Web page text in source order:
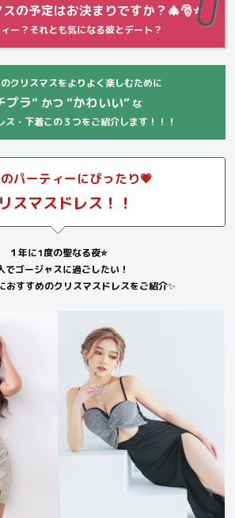
の予定はお決まりですか？🎄🎅⭐️
ー？それとも気になる彼とデート？
クリスマスをよりよく楽しむために
プラ” かつ ”かわいい”な
ス・下着この３つをご紹介します！！！
パーティーにぴったり💗
スマスドレス！！
１年に1度の聖なる夜⭐️
でゴージャスに過ごしたい！
おすすめのクリスマスドレスをご紹介✨